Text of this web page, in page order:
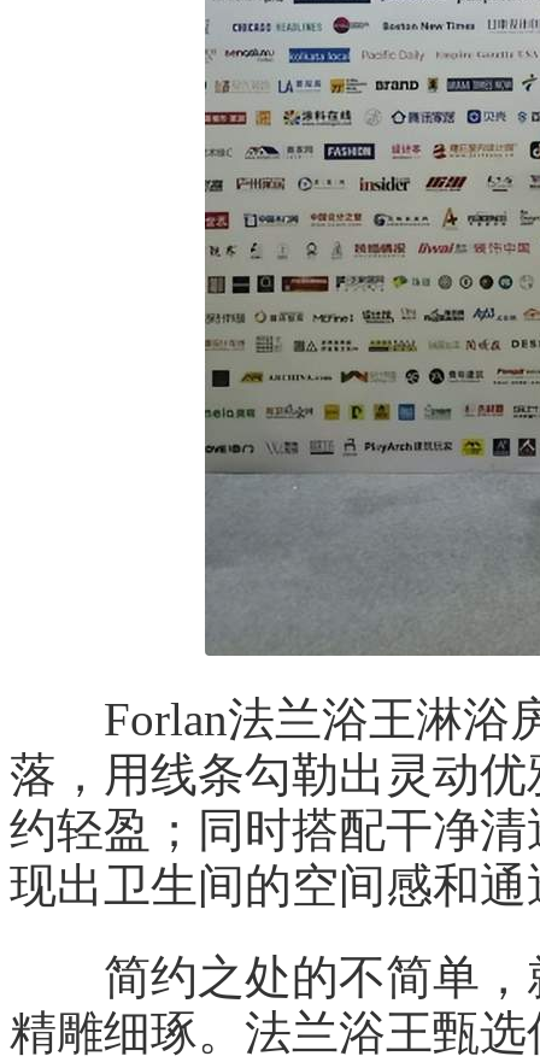
Forlan法兰浴王淋浴
落，用线条勾勒出灵动
约轻盈；同时搭配干净
现出卫生间的空间感和通
简约之处的不简单，
精雕细琢。法兰浴王甄